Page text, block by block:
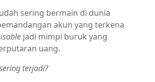
sering bermain di dunia
akun yang terkena
jadi mimpi buruk yang
uang.
terjadi?